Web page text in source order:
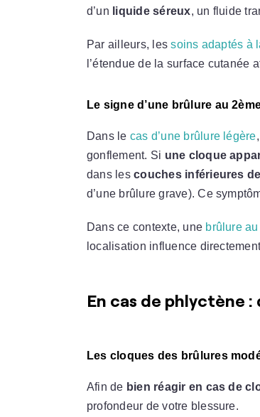
d’un liquide séreux, un fluide
Par ailleurs, lessoins adaptés à
l’étendue de la surface cutanée
Le signe d’une brûlure au
Dans le cas d’une brûlure légère
gonflement. Si une cloque
dans lescouches inférieures
d’une brûlure grave). Ce
Dans ce contexte, une brûlure
localisation influence
En cas de phlyctène
Les cloques des brûlures
Afin de bien réagir en cas de
profondeur de votre blessure.